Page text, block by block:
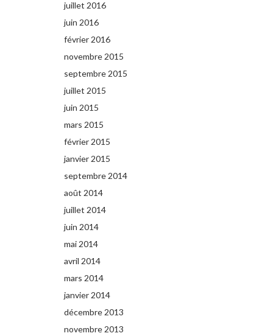
juillet 2016
juin 2016
février 2016
novembre 2015
septembre 2015
juillet 2015
juin 2015
mars 2015
février 2015
janvier 2015
septembre 2014
août 2014
juillet 2014
juin 2014
mai 2014
avril 2014
mars 2014
janvier 2014
décembre 2013
novembre 2013